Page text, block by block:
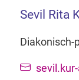
Sevil Rita
Diakonisch-